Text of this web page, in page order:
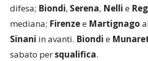
difesa; Biondi, Serena, Nelli e
mediana; Firenzee Martignago
Sinani in avanti. Biondi e
sabato persqualifica.